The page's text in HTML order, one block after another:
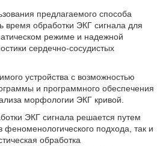
предлагаемого способа
время обработки ЭКГ сигнала для
режиме и надежной
сердечно-сосудистых
устройства с возможностью
и программного обеспечения
морфологии ЭКГ кривой.
ЭКГ сигнала решается путем
феноменологического подхода, так и
обработка